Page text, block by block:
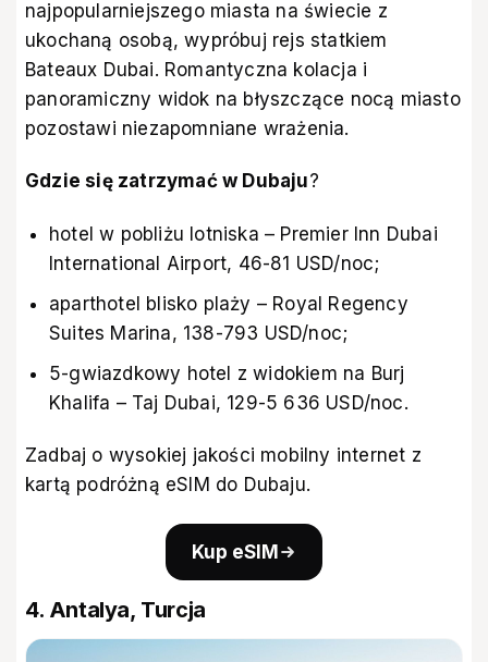
najpopularniejszego miasta na świecie z
ukochaną osobą, wypróbuj rejs statkiem
Bateaux Dubai. Romantyczna kolacja i
panoramiczny widok na błyszczące nocą miasto
pozostawi niezapomniane wrażenia.
Gdzie się zatrzymać w Dubaju?
hotel w pobliżu lotniska – Premier Inn Dubai
International Airport, 46-81 USD/noc;
aparthotel blisko plaży – Royal Regency
Suites Marina, 138-793 USD/noc;
5-gwiazdkowy hotel z widokiem na Burj
Khalifa – Taj Dubai, 129-5 636 USD/noc.
Zadbaj o wysokiej jakości mobilny internet z
kartą podróżną eSIM do Dubaju.
Kup eSIM
4. Antalya, Turcja